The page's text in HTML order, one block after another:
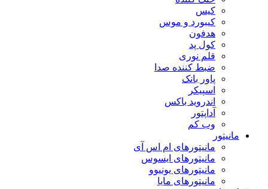
کیس
کیبورد و موس
هدفون
کول پد
قلم نوری
ضبط کننده صدا
پاور بانک
اسپیکر
اندروید باکس
آداپتور
وب کم
مانیتور
مانیتورهای ام اس آی
مانیتورهای ایسوس
مانیتورهای یونیوو
مانیتورهای مایا